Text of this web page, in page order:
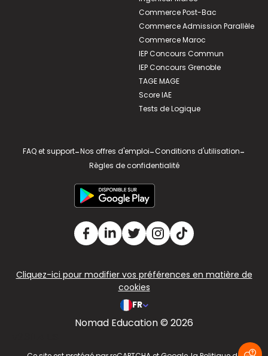
Commerce Post-Bac
Commerce Admission Parallèle
Commerce Maroc
IEP Concours Commun
IEP Concours Grenoble
TAGE MAGE
Score IAE
Tests de Logique
FAQ et support-Nos offres d'emploi-Conditions d'utilisation-
Règles de confidentialité
Cliquez-ici pour modifier vos préférences en matière de
cookies
FR
Nomad Education © 2026